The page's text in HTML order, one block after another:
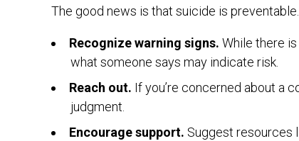
The good news is that suicide is
Recognize warning signs. While there
what someone says may indicate risk.
Reach out. If you’re concerned about a
judgment.
Encourage support. Suggest resources